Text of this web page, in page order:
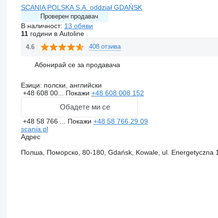
SCANIA POLSKA S.A. oddział GDAŃSK
Проверен продавач
В наличност: 13 обяви
11години в Autoline
4.6 408 отзива
Абонирай се за продавача
Езици: полски, английски
+48 608 00... Покажи +48 608 008 152
Обадете ми се
+48 58 766 ... Покажи +48 58 766 29 09
scania.pl
Адрес
Полша, Поморско, 80-180, Gdańsk, Kowale, ul. Energetyczna